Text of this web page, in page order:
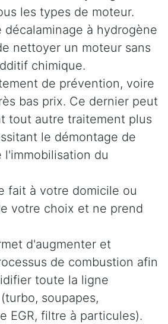
les types de moteur.
décalaminage à hydrogène
nettoyer un moteur sans
chimique.
de prévention, voire
bas prix. Ce dernier peut
tout autre traitement plus
le démontage de
l'immobilisation du
fait à votre domicile ou
votre choix et ne prend
d'augmenter et
de combustion afin
toute la ligne
soupapes,
EGR, filtre à particules).